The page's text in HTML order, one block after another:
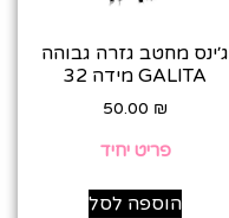
ג׳ינס מחטב גזרה גבוהה
GALITA מידה 32
50.00 ₪
פריט יחיד
הוספה לסל